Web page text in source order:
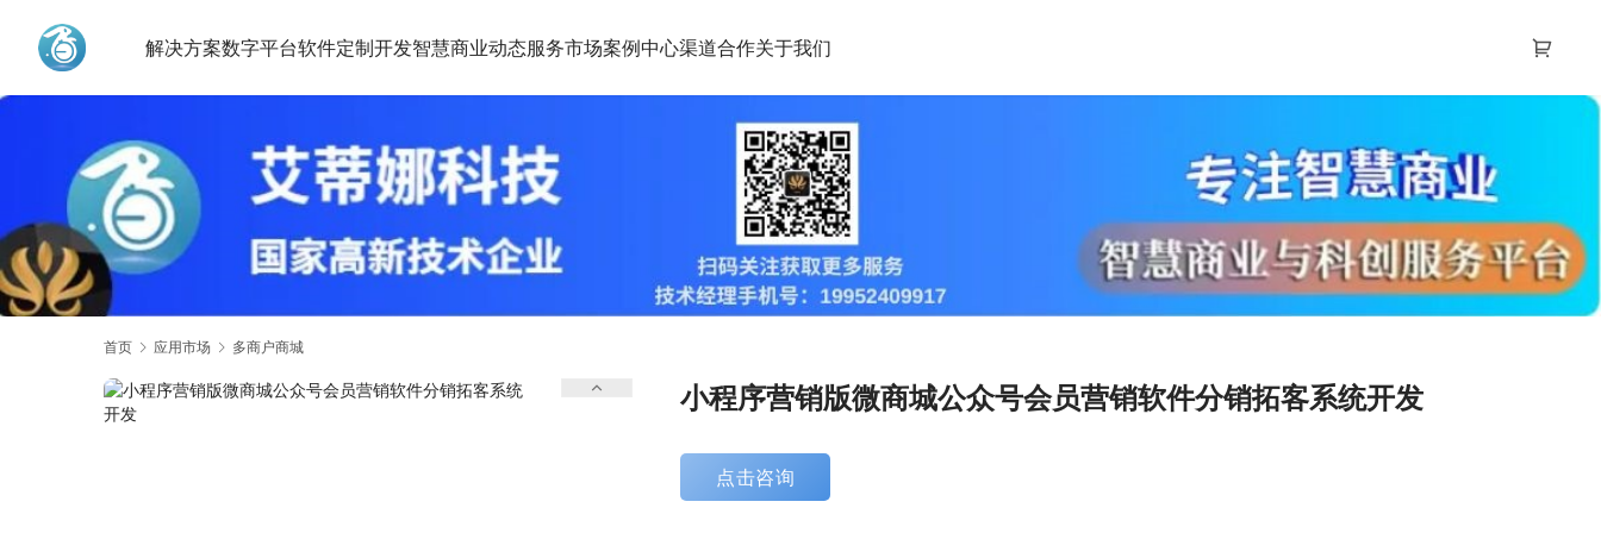
解决方案数字平台软件定制开发智慧商业动态服务市场案例中心渠道合作关于我们
首页 应用市场 多商户商城
小程序营销版微商城公众号会员营销软件分销拓客系统开发
点击咨询